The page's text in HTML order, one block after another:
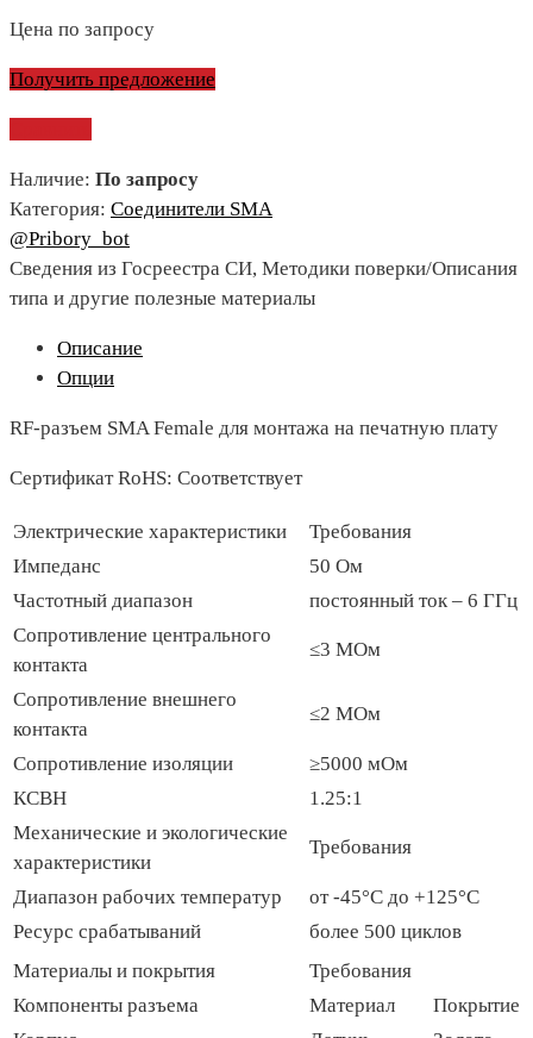
Цена по запросу
Получить предложение
Наличие: По запросу
Категория: Соединители SMA
@Pribory_bot
Сведения из Госреестра СИ, Методики поверки/Описания
типа и другие полезные материалы
Описание
Опции
RF-разъем SMA Female для монтажа на печатную плату
Сертификат RoHS: Соответствует
Электрические характеристики
Требования
Импеданс
50 Ом
Частотный диапазон
постоянный ток – 6 ГГц
Сопротивление центрального
контакта
≤3 МОм
Сопротивление внешнего
контакта
≤2 МОм
Сопротивление изоляции
≥5000 мОм
КСВН
1.25:1
Механические и экологические
характеристики
Требования
Диапазон рабочих температур
от -45°C до +125°C
Ресурс срабатываний
более 500 циклов
Материалы и покрытия
Требования
Компоненты разъема
Материал
Покрытие